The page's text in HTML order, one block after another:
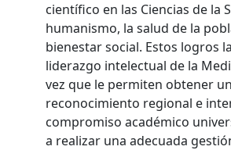
científico en las Ciencias de la
humanismo, la salud de la
bienestar social. Estos logros
liderazgo intelectual de la
vez que le permiten obtener
reconocimiento regional e
compromiso académico
a realizar una adecuada